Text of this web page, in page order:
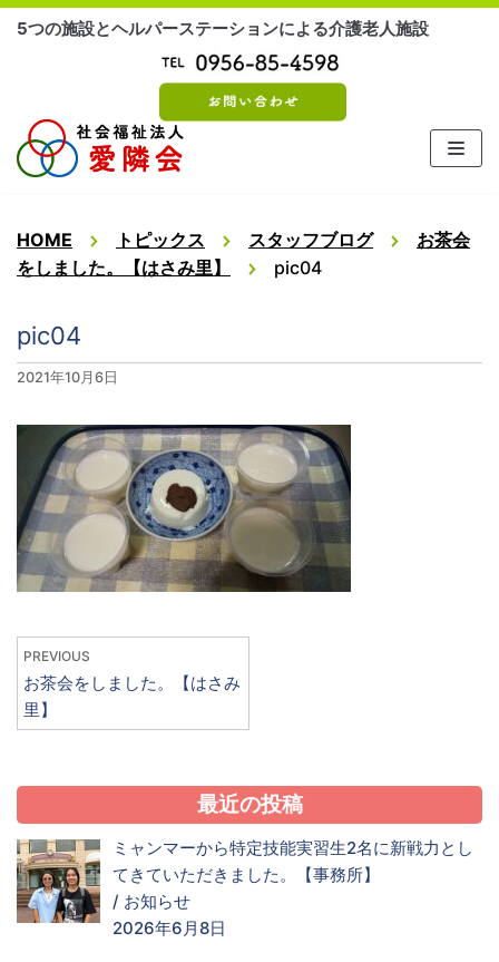
コ
ツ
に
ス
ッ
プ
5つの施設とヘルパーステーションによる介護老人施設
HOME トピックス スタッフブログ
お茶会
をしました。【はさみ里】
pic04
pic04
2021年10月6日
PREVIOUS
お茶会をしました。【はさみ
里】
最近の投稿
ミャンマーから特定技能実習生2名に新戦力とし
てきていただきました。【事務所】
/ お知らせ
2026年6月8日